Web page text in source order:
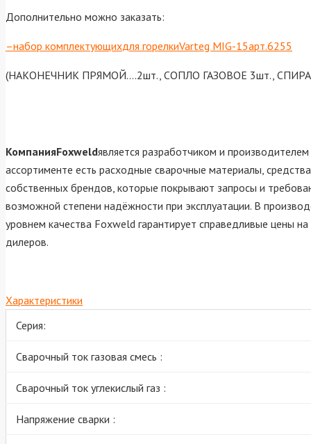
Дополнительно можно заказать:
–набор комплектующихдля горелкиVarteg MIG-15арт.6255
(НАКОНЕЧНИК ПРЯМОЙ….2шт., СОПЛО ГАЗОВОЕ 3шт.,
КомпанияFoxweldявляется разработчиком и
ассортименте есть расходные сварочные материалы,
собственных брендов, которые покрывают запросы и
возможной степени надёжности при эксплуатации. В
уровнем качества Foxweld гарантирует справедливые цены
дилеров.
Характеристики
Серия:
Сварочный ток газовая смесь :
Сварочный ток углекислый газ :
Напряжение сварки :